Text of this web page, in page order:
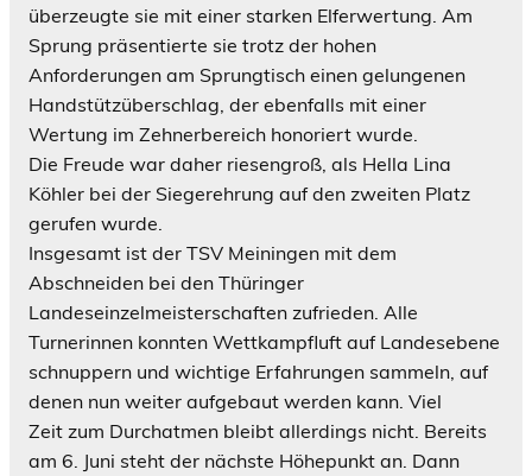
überzeugte sie mit einer starken Elferwertung. Am
Sprung präsentierte sie trotz der hohen
Anforderungen am Sprungtisch einen gelungenen
Handstützüberschlag, der ebenfalls mit einer
Wertung im Zehnerbereich honoriert wurde.
Die Freude war daher riesengroß, als Hella Lina
Köhler bei der Siegerehrung auf den zweiten Platz
gerufen wurde.
Insgesamt ist der TSV Meiningen mit dem
Abschneiden bei den Thüringer
Landeseinzelmeisterschaften zufrieden. Alle
Turnerinnen konnten Wettkampfluft auf Landesebene
schnuppern und wichtige Erfahrungen sammeln, auf
denen nun weiter aufgebaut werden kann. Viel
Zeit zum Durchatmen bleibt allerdings nicht. Bereits
am 6. Juni steht der nächste Höhepunkt an. Dann